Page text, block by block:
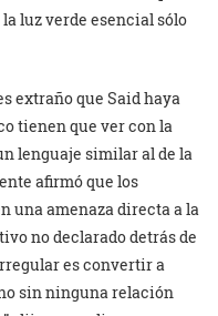
luz verde esencial sólo
extraño que Said haya
tienen que ver con la
lenguaje similar al de la
afirmó que los
una amenaza directa a la
no declarado detrás de
es convertir a
sin ninguna relación